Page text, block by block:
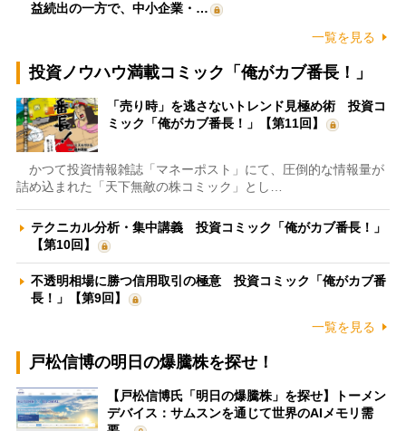
益続出の一方で、中小企業・…
一覧を見る
投資ノウハウ満載コミック「俺がカブ番長！」
「売り時」を逃さないトレンド見極め術 投資コ
ミック「俺がカブ番長！」【第11回】
かつて投資情報雑誌「マネーポスト」にて、圧倒的な情報量が
詰め込まれた「天下無敵の株コミック」とし…
テクニカル分析・集中講義 投資コミック「俺がカブ番長！」
【第10回】
不透明相場に勝つ信用取引の極意 投資コミック「俺がカブ番
長！」【第9回】
一覧を見る
戸松信博の明日の爆騰株を探せ！
【戸松信博氏「明日の爆騰株」を探せ】トーメン
デバイス：サムスンを通じて世界のAIメモリ需